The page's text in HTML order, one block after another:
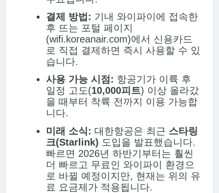
결제 방법: 기내 와이파이에 접속한
후 뜨는 포털 페이지
(wifi.koreanair.com)에서 신용카드
로 직접 결제하면 즉시 사용할 수 있
습니다.
사용 가능 시점: 항공기가 이륙 후
일정 고도(10,000피트) 이상 올라갔
을 때부터 착륙 전까지 이용 가능합
니다.
미래 소식: 대한항공은 최근 스타링
크(Starlink) 도입을 발표했습니다.
빠르면 2026년 하반기부터는 훨씬
더 빠르고 무료인 와이파이 환경으
로 바뀔 예정이지만, 현재는 위의 유
료 요금제가 적용됩니다.